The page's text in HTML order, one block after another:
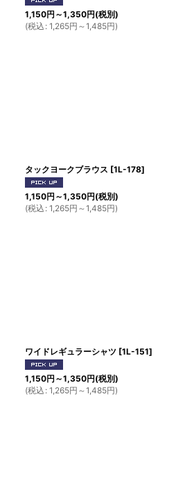
1,150円 ～1,350円(税別)
(税込 : 1,265円 ～1,485円)
タックヨークブラウス [1L-178]
1,150円 ～1,350円(税別)
(税込 : 1,265円 ～1,485円)
ワイドレギュラーシャツ [1L-151]
1,150円 ～1,350円(税別)
(税込 : 1,265円 ～1,485円)